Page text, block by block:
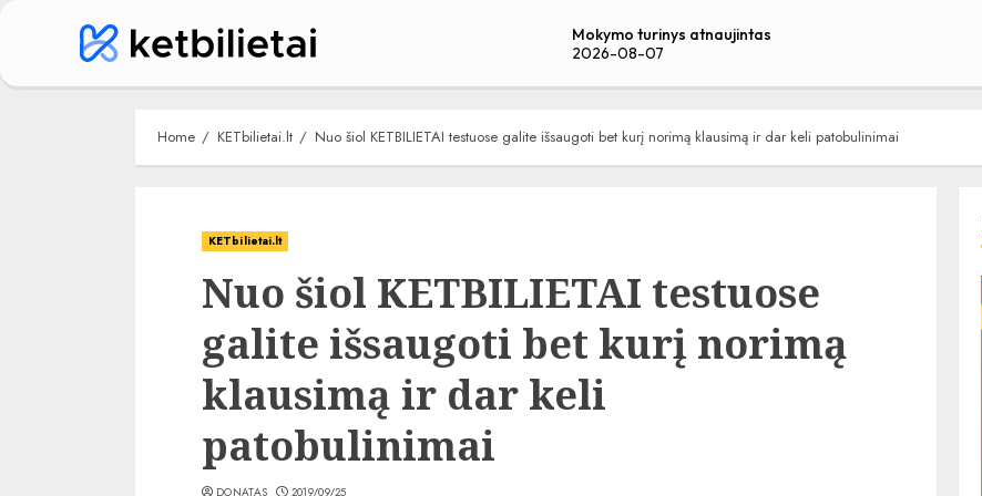
Mokymo turinys atnaujintas
2026-08-07
Home KETbilietai.lt Nuo šiol KETBILIETAI testuose galite išsaugoti bet kurį norimą klausimą ir dar keli patobulinimai
KETbilietai.lt
Nuo šiol KETBILIETAI testuose
galite išsaugoti bet kurį norimą
klausimą ir dar keli
patobulinimai
DONATAS 2019/09/25